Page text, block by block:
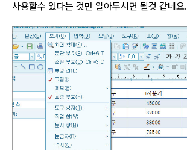
사용할수 있다는 것만 알아두시면 될것 같네요.